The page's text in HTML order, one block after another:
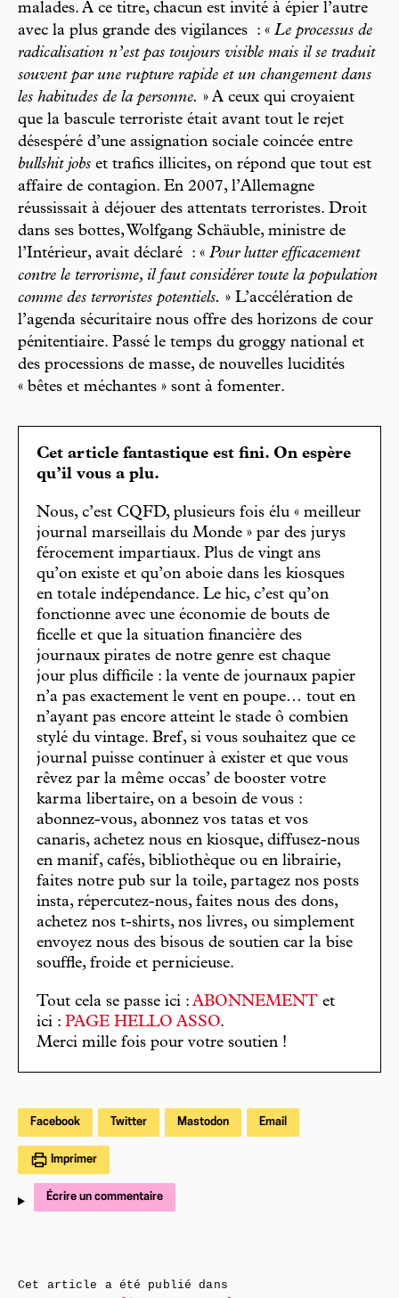
malades. A ce titre, chacun est invité à épier l’autre
avec la plus grande des vigilances : « Le processus de
radicalisation n’est pas toujours visible mais il se traduit
souvent par une rupture rapide et un changement dans
les habitudes de la personne. » A ceux qui croyaient
que la bascule terroriste était avant tout le rejet
désespéré d’une assignation sociale coincée entre
bullshit jobs et trafics illicites, on répond que tout est
affaire de contagion. En 2007, l’Allemagne
réussissait à déjouer des attentats terroristes. Droit
dans ses bottes, Wolfgang Schäuble, ministre de
l’Intérieur, avait déclaré : « Pour lutter efficacement
contre le terrorisme, il faut considérer toute la population
comme des terroristes potentiels. » L’accélération de
l’agenda sécuritaire nous offre des horizons de cour
pénitentiaire. Passé le temps du groggy national et
des processions de masse, de nouvelles lucidités
« bêtes et méchantes » sont à fomenter.
Cet article fantastique est fini. On espère
qu’il vous a plu.
Nous, c’est CQFD, plusieurs fois élu « meilleur
journal marseillais du Monde » par des jurys
férocement impartiaux. Plus de vingt ans
qu’on existe et qu’on aboie dans les kiosques
en totale indépendance. Le hic, c’est qu’on
fonctionne avec une économie de bouts de
ficelle et que la situation financière des
journaux pirates de notre genre est chaque
jour plus difficile : la vente de journaux papier
n’a pas exactement le vent en poupe… tout en
n’ayant pas encore atteint le stade ô combien
stylé du vintage. Bref, si vous souhaitez que ce
journal puisse continuer à exister et que vous
rêvez par la même occas’ de booster votre
karma libertaire, on a besoin de vous :
abonnez-vous, abonnez vos tatas et vos
canaris, achetez nous en kiosque, diffusez-nous
en manif, cafés, bibliothèque ou en librairie,
faites notre pub sur la toile, partagez nos posts
insta, répercutez-nous, faites nous des dons,
achetez nos t-shirts, nos livres, ou simplement
envoyez nous des bisous de soutien car la bise
souffle, froide et pernicieuse.
Tout cela se passe ici : ABONNEMENT et
ici : PAGE HELLO ASSO.
Merci mille fois pour votre soutien !
Facebook Twitter Mastodon Email
Imprimer
Écrire un commentaire
Cet article a été publié dans